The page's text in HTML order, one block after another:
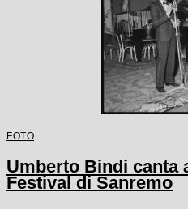
FOTO
Umberto Bindi canta
Festival di Sanremo